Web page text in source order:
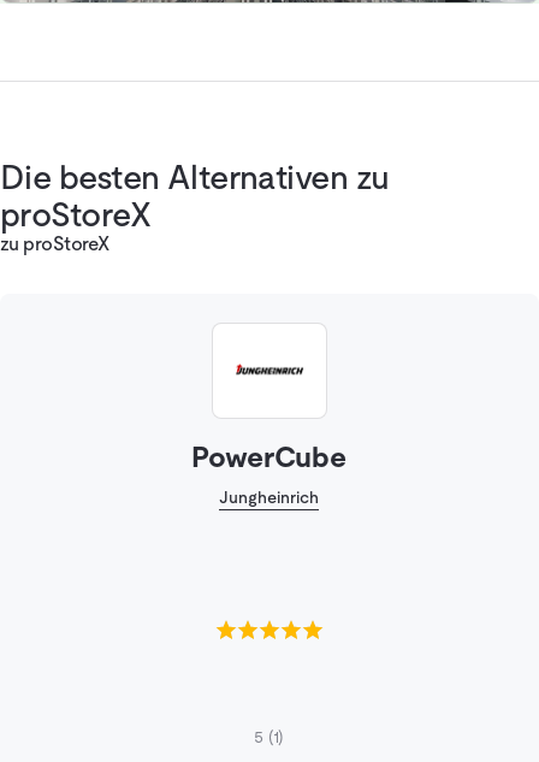
Die besten Alternativen zu
proStoreX
zu proStoreX
PowerCube
Jungheinrich
5 (1)